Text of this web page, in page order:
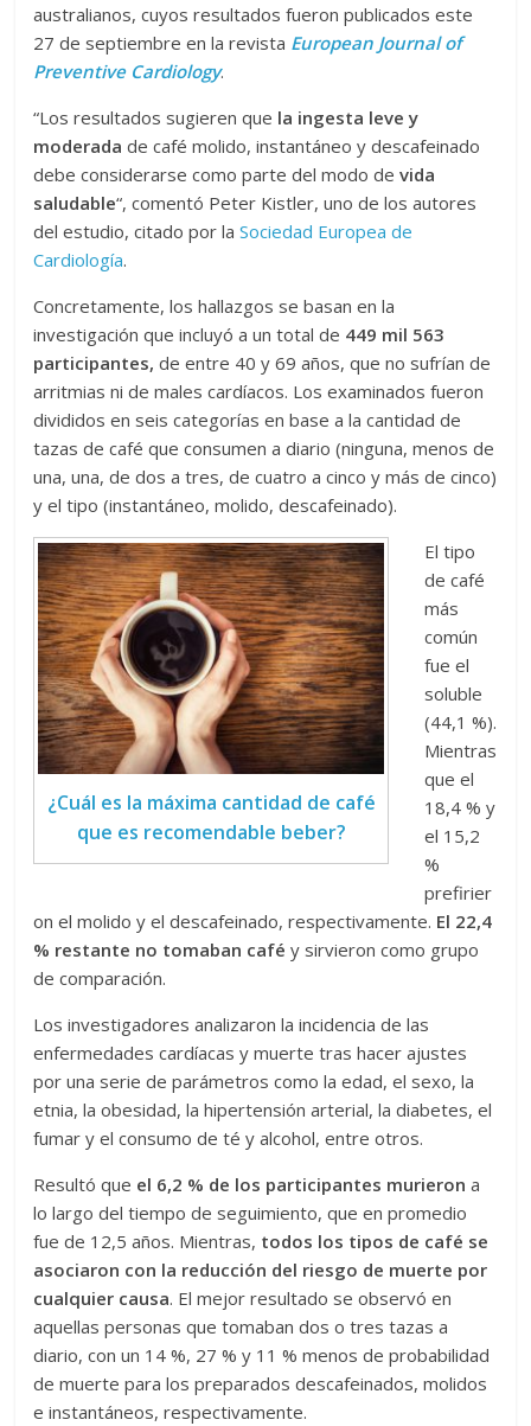
australianos, cuyos resultados fueron publicados este
27 de septiembre en la revista European Journal of
Preventive Cardiology.
“Los resultados sugieren que la ingesta leve y
moderada de café molido, instantáneo y descafeinado
debe considerarse como parte del modo devida
saludable“, comentó Peter Kistler, uno de los autores
del estudio, citado por laSociedad Europea de
Cardiología.
Concretamente, los hallazgos se basan en la
investigación que incluyó a un total de 449 mil 563
participantes, de entre 40 y 69 años, que no sufrían de
arritmias ni de males cardíacos. Los examinados fueron
divididos en seis categorías en base a la cantidad de
tazas de café que consumen a diario (ninguna, menos de
una, una, de dos a tres, de cuatro a cinco y más de cinco)
y el tipo (instantáneo, molido, descafeinado).
¿Cuál es la máxima cantidad de café
que es recomendable beber?
El tipo
de café
más
común
fue el
soluble
(44,1 %).
Mientras
que el
18,4 % y
el 15,2
%
prefirier
on el molido y el descafeinado, respectivamente. El 22,4
% restante no tomaban café y sirvieron como grupo
de comparación.
Los investigadores analizaron la incidencia de las
enfermedades cardíacas y muerte tras hacer ajustes
por una serie de parámetros como la edad, el sexo, la
etnia, la obesidad, la hipertensión arterial, la diabetes, el
fumar y el consumo de té y alcohol, entre otros.
Resultó que el 6,2 % de los participantes murieron a
lo largo del tiempo de seguimiento, que en promedio
fue de 12,5 años. Mientras, todos los tipos de café se
asociaron con la reducción del riesgo de muerte por
cualquier causa. El mejor resultado se observó en
aquellas personas que tomaban dos o tres tazas a
diario, con un 14 %, 27 % y 11 % menos de probabilidad
de muerte para los preparados descafeinados, molidos
e instantáneos, respectivamente.